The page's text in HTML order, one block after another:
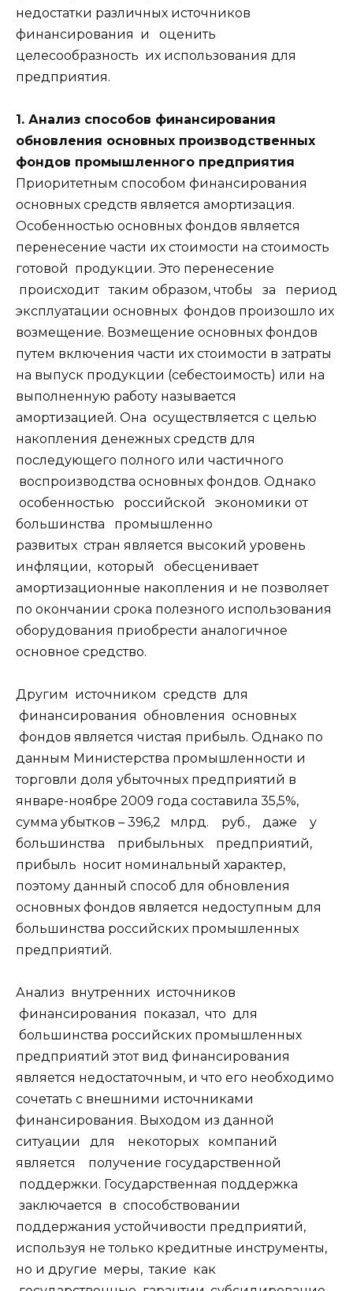
недостатки различных источников
финансирования и оценить
целесообразность их использования для
предприятия.
1. Анализ способов финансирования
обновления основных производственных
фондов промышленного предприятия
Приоритетным способом финансирования
основных средств является амортизация.
Особенностью основных фондов является
перенесение части их стоимости на стоимость
готовой продукции. Это перенесение
происходит таким образом, чтобы за период
эксплуатации основных фондов произошло их
возмещение. Возмещение основных фондов
путем включения части их стоимости в затраты
на выпуск продукции (себестоимость) или на
выполненную работу называется
амортизацией. Она осуществляется с целью
накопления денежных средств для
последующего полного или частичного
воспроизводства основных фондов. Однако
особенностью российской экономики от
большинства промышленно
развитых стран является высокий уровень
инфляции, который обесценивает
амортизационные накопления и не позволяет
по окончании срока полезного использования
оборудования приобрести аналогичное
основное средство.
Другим источником средств для
финансирования обновления основных
фондов является чистая прибыль. Однако по
данным Министерства промышленности и
торговли доля убыточных предприятий в
январе-ноябре 2009 года составила 35,5%,
сумма убытков – 396,2 млрд. руб., даже у
большинства прибыльных предприятий,
прибыль носит номинальный характер,
поэтому данный способ для обновления
основных фондов является недоступным для
большинства российских промышленных
предприятий.
Анализ внутренних источников
финансирования показал, что для
большинства российских промышленных
предприятий этот вид финансирования
является недостаточным, и что его необходимо
сочетать с внешними источниками
финансирования. Выходом из данной
ситуации для некоторых компаний
является получение государственной
поддержки. Государственная поддержка
заключается в способствовании
поддержания устойчивости предприятий,
используя не только кредитные инструменты,
но и другие меры, такие как